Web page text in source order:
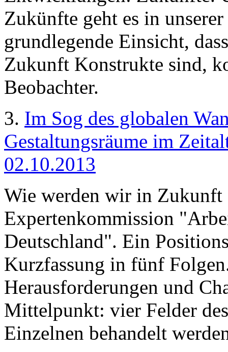
Zukünfte geht es in
grundlegende Einsicht,
Zukunft Konstrukte sind,
Beobachter.
3. Im Sog des globalen
Gestaltungsräume im
02.10.2013
Wie werden wir in Zukunft
Expertenkommission
Deutschland". Ein
Kurzfassung in fünf
Herausforderungen und
Mittelpunkt: vier Felder
Einzelnen behandelt